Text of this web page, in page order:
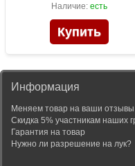
Наличие: есть
Информация
Меняем товар на ваши отзывы
Скидка 5% участникам наших
Гарантия на товар
Нужно ли разрешение на лук?